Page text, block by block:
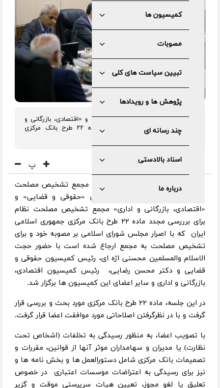
کمیسیون ها
مصوبات
تبیین سیاست های کلی
پژوهش ها و رویدادها
چند رسانه ای
اسناد بالادستی
درباره ما
کمیسیون مشترک «حقوقی و قضایی» و «اقتصادی، بازرگانی و
اداری» با اصلاحاتی برخی بندهای ماده ۲۲ طرح بانک مرکزی
جمهوری اسلامی ایران را تصویب کردند.
پ
به گزارش مرکز رسانه و روابط عمومی مجمع تشخیص مصلحت
نظام، جلسه مشترک کمیسیون های «حقوقی و قضایی» و
«اقتصادی، بازرگانی و اداری» مجمع تشخیص مصلحت نظام
برای برررسی مجدد ماده ۲۲ طرح بانک مرکزی جمهوری اسلامی
ایران که با اصرار مجلس شورای اسلامی بر مصوبه خود و برای
تشخیص مصلحت به مجمع ارجاع شده است با حضور حجت
الاسلام والمسلمین محسنی اژه ای، رئیس کمیسیون حقوقی و
قضایی و دکتر محسن رضایی، رئیس کمیسیون اقتصادی،
بازرگانی و اداری و سایر اعضای این کمیسیون ها برگزار شد.
در این جلسه، ماده ۲۲ طرح بانک مرکزی مورد بحث و بررسی قرار
گرفت و با در نظرگرفتن اصلاحاتی مورد موافقت اعضا قرار گرفت.
با تصویب اعضا، به منظور رسیدگی به تخلفات (اشخاص تحت
نظارت) یا مدیران و سهامداران موثر آنها از قوانین، مقررات و
تصمیمات بانک مرکزی شامل دستورالعمل ها و بخش نامه ها و
نیز برای رسیدگی به اعتراضات موسسات اعتباری در خصوص
تعلیق یا لغو مجوز، تعیین هیات سرپرستی موقت و گزیر